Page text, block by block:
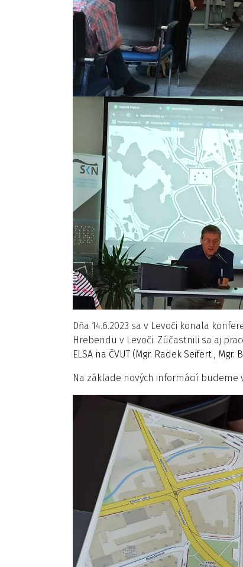
Dňa 14.6.2023 sa v Levoči konala
Hrebendu v Levoči. Zúčastnili sa aj
ELSA na ČVUT(Mgr. Radek Seifert , Mgr.
Na základe nových informácií